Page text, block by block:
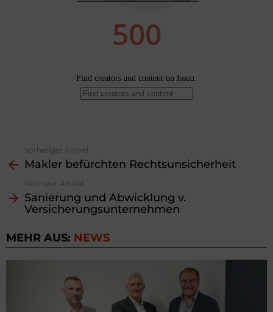
more
Vorheriger Artikel
Makler befürchten Rechtsunsicherheit
Nächster Artikel
Sanierung und Abwicklung v.
Versicherungsunternehmen
MEHR AUS: NEWS